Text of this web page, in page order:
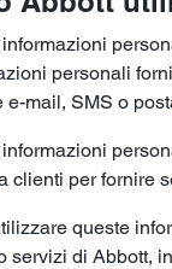
personali
e-mail, SMS o
clienti per fornire
queste
servizi di Abbott,